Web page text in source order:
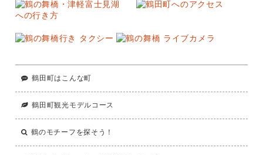
鶴田町はこんな町
鶴田町観光モデルコース
鶴のモチーフを探そう！